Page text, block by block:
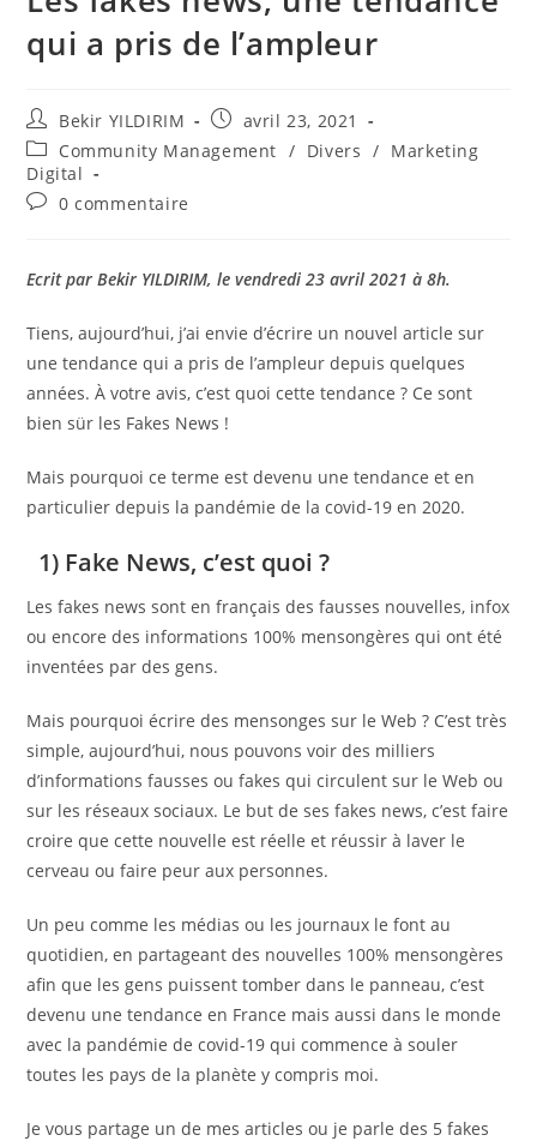
qui a pris de l’ampleur
Auteur/autrice
de
la
publication :
Bekir YILDIRIM
Publication
publiée :
avril 23, 2021
Post
category:
Community Management / Divers / Marketing
Digital
Commentaires
publication :
0 commentaire
Ecrit par Bekir YILDIRIM, le vendredi 23 avril 2021 à 8h.
Tiens, aujourd’hui, j’ai envie d’écrire un nouvel article sur
une tendance qui a pris de l’ampleur depuis quelques
années. À votre avis, c’est quoi cette tendance ? Ce sont
bien sür les Fakes News !
Mais pourquoi ce terme est devenu une tendance et en
particulier depuis la pandémie de la covid-19 en 2020.
1) Fake News, c’est quoi ?
Les fakes news sont en français des fausses nouvelles, infox
ou encore des informations 100% mensongères qui ont été
inventées par des gens.
Mais pourquoi écrire des mensonges sur le Web ? C’est très
simple, aujourd’hui, nous pouvons voir des milliers
d’informations fausses ou fakes qui circulent sur le Web ou
sur les réseaux sociaux. Le but de ses fakes news, c’est faire
croire que cette nouvelle est réelle et réussir à laver le
cerveau ou faire peur aux personnes.
Un peu comme les médias ou les journaux le font au
quotidien, en partageant des nouvelles 100% mensongères
afin que les gens puissent tomber dans le panneau, c’est
devenu une tendance en France mais aussi dans le monde
avec la pandémie de covid-19 qui commence à souler
toutes les pays de la planète y compris moi.
Je vous partage un de mes articles ou je parle des 5 fakes